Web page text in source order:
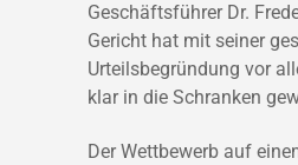
Geschäftsführer Dr.
Gericht hat mit seiner
Urteilsbegründung vor
klar in die Schranken
Der Wettbewerb auf